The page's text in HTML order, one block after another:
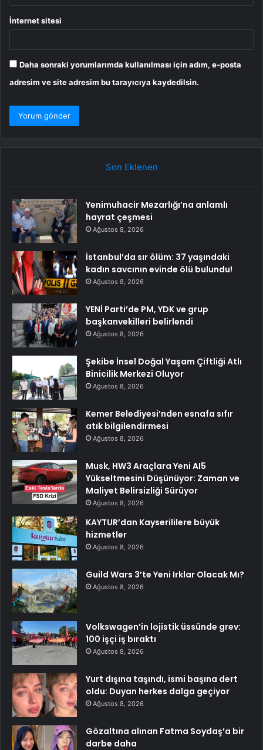
İnternet sitesi
Daha sonraki yorumlarımda kullanılması için adım, e-posta
adresim ve site adresim bu tarayıcıya kaydedilsin.
Son Eklenen
Yenimuhacir Mezarlığı’na anlamlı
hayrat çeşmesi
Ağustos 8, 2026
İstanbul’da sır ölüm: 37 yaşındaki
kadın savcının evinde ölü bulundu!
Ağustos 8, 2026
YENİ Parti’de PM, YDK ve grup
başkanvekilleri belirlendi
Ağustos 8, 2026
Şekibe İnsel Doğal Yaşam Çiftliği Atlı
Binicilik Merkezi Oluyor
Ağustos 8, 2026
Kemer Belediyesi’nden esnafa sıfır
atık bilgilendirmesi
Ağustos 8, 2026
Musk, HW3 Araçlara Yeni AI5
Yükseltmesini Düşünüyor: Zaman ve
Maliyet Belirsizliği Sürüyor
Ağustos 8, 2026
KAYTUR’dan Kayserililere büyük
hizmetler
Ağustos 8, 2026
Guild Wars 3’te Yeni Irklar Olacak Mı?
Ağustos 8, 2026
Volkswagen’in lojistik üssünde grev:
100 işçi iş bıraktı
Ağustos 8, 2026
Yurt dışına taşındı, ismi başına dert
oldu: Duyan herkes dalga geçiyor
Ağustos 8, 2026
Gözaltına alınan Fatma Soydaş’a bir
darbe daha